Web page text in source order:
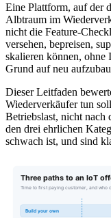
Eine Plattform, auf der
Albtraum im
nicht die Feature-
versehen, bepreisen,
skalieren können, ohne
Grund auf neu
Dieser Leitfaden
Wiederverkäufer tun
Betriebslast, nicht nach
den drei ehrlichen
schwach ist, und sind